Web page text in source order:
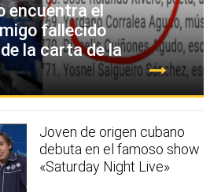
encuentra el
fallecido
la carta de la
Joven de origen cubano
debuta en el famoso show
«Saturday Night Live»